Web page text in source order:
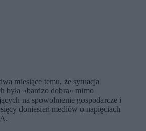
miesiące temu, że sytuacja
była »bardzo dobra« mimo
na spowolnienie gospodarcze i
doniesień mediów o napięciach